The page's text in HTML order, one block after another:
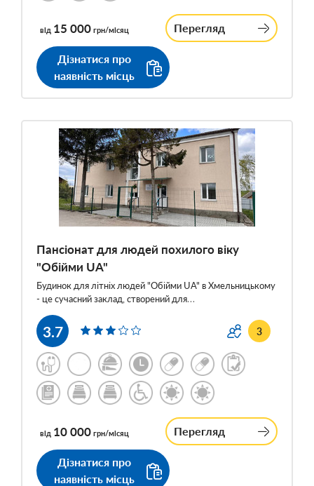
від 15 000 грн/місяц Перегляд
Дізнатися про
наявність місць
Пансіонат для людей похилого віку
"Обійми UA"
Будинок для літніх людей "Обійми UA" в Хмельницькому
- це сучасний заклад, створений для…
3.7 3
від 10 000 грн/місяц Перегляд
Дізнатися про
наявність місць